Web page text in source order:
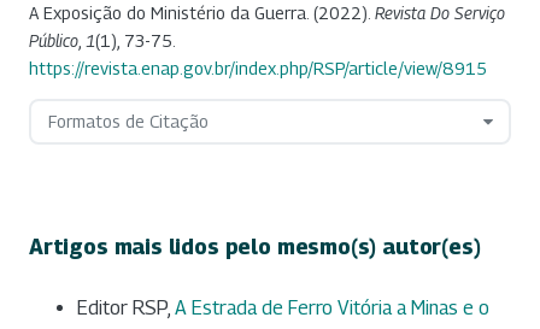
A Exposição do Ministério da Guerra. (2022). Revista Do Serviço
Público 1(1), 73-75.
https://revista.enap.gov.br/index.php/RSP/article/view/8915
Formatos de Citação
Artigos mais lidos pelo mesmo(s) autor(es)
Editor RSP, A Estrada de Ferro Vitória a Minas e o